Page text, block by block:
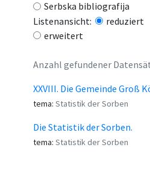
Serbska bibliografija
Listenansicht:
reduziert
erweitert
Anzahl gefundener
XXVIII. Die Gemeinde Groß
tema: Statistik der Sorben
Die Statistik der Sorben.
tema: Statistik der Sorben